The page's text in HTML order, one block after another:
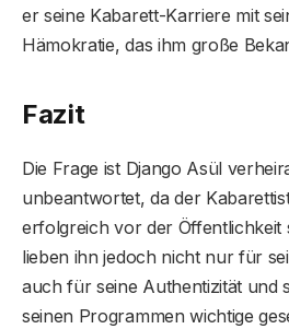
er seine Kabarett-Karriere mit
Hämokratie, das ihm große
Fazit
Die Frage ist Django Asül
unbeantwortet, da der
erfolgreich vor der Öffentlichkeit
lieben ihn jedoch nicht nur für
auch für seine Authentizität und
seinen Programmen wichtige